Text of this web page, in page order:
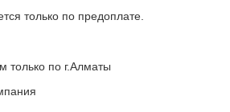
только по предоплате.
только по г.Алматы